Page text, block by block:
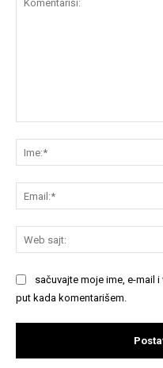
sačuvajte moje ime, e-mail
put kada komentarišem.